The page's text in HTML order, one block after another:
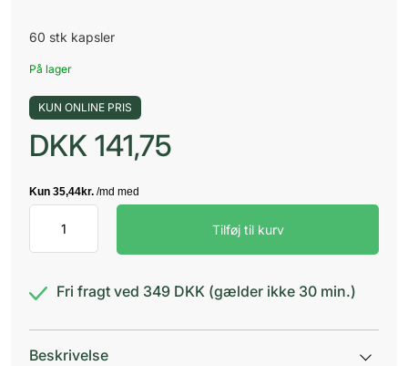
60 stk kapsler
På lager
KUN ONLINE PRIS
DKK 141,75
Omega-
7
GLA
Tilføj til kurv
Fri fragt ved 349 DKK (gælder ikke 30 min.)
Beskrivelse